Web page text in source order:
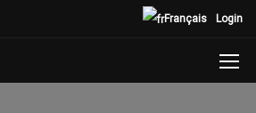
Login
Français